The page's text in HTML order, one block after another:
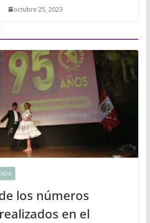
octubre 25, 2023
los números
en el